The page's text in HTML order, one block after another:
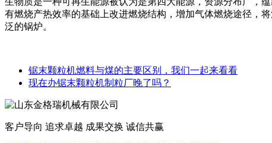
有燃烧产热效率的基础上改进燃烧结构，增加气体燃烧途径，
泛的锅炉。
锯末颗粒机燃料与煤的主要区别，我们一起来看看
现在办锯末颗粒机制粒厂晚了吗？
客户导向 追求卓越 成果交换 诚信共赢